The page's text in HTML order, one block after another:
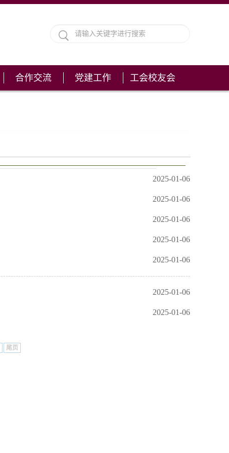
合作交流 党建工作 工会校友会
2025-01-06
2025-01-06
2025-01-06
2025-01-06
2025-01-06
2025-01-06
2025-01-06
尾页